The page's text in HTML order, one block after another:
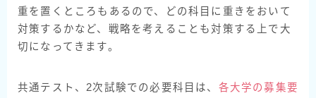
重を置くところもあるので、どの科目に重きをおいて
対策するかなど、戦略を考えることも対策する上で大
切になってきます。
共通テスト、2次試験での必要科目は、 各大学の募集要